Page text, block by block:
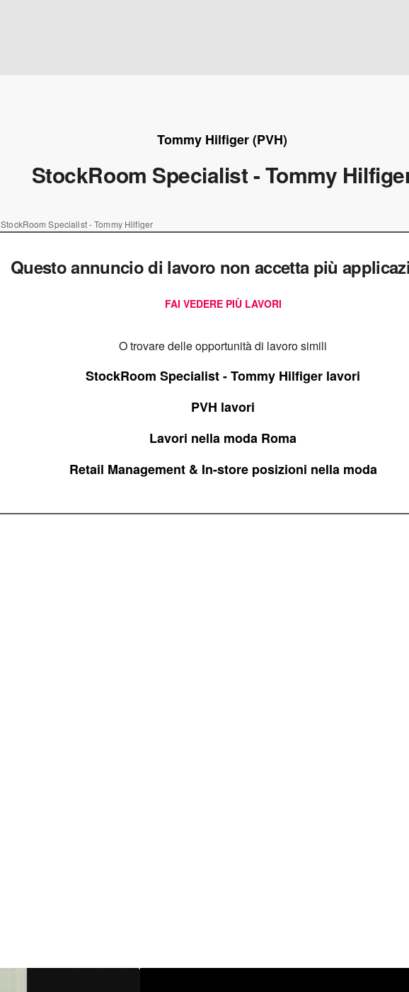
Tommy Hilfiger (PVH)
StockRoom Specialist - Tommy
StockRoom Specialist - Tommy Hilfiger
Questo annuncio di lavoro non accetta più
FAI VEDERE PIÙ LAVORI
O trovare delle opportunità di lavoro simili
StockRoom Specialist - Tommy Hilfiger lavori
PVH lavori
Lavori nella moda Roma
Retail Management & In-store posizioni nella moda